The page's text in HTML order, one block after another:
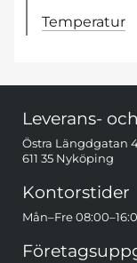
Temperatur
Leverans-
Östra Längdgatan
611 35 Nyköping
Kontorstider
Mån–Fre